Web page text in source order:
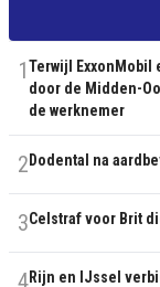
1Terwijl
door de Midden-
de werknemer
2 Dodental na
3Celstraf voor Brit
4Rijn en IJssel